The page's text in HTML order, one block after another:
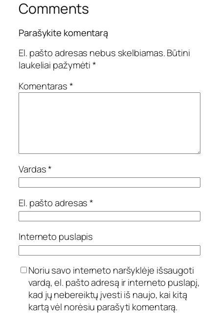
Comments
Parašykite komentarą
El. pašto adresas nebus skelbiamas.Būtini
laukeliai pažymėti*
Komentaras*
Vardas*
El. pašto adresas*
Interneto puslapis
Noriu savo interneto naršyklėje išsaugoti
vardą, el. pašto adresą ir interneto puslapį,
kad jų nebereiktų įvesti iš naujo, kai kitą
kartą vėl norėsiu parašyti komentarą.